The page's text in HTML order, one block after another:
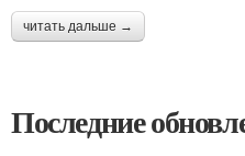
читать дальше →
Последние